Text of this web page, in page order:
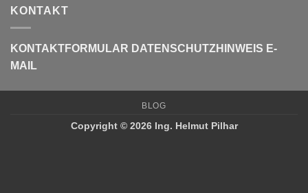
KONTAKT
KONTAKTFORMULAR DATENSCHUTZHINWEIS E-
MAIL
BLOG
Copyright © 2026 Ing. Helmut Pilhar